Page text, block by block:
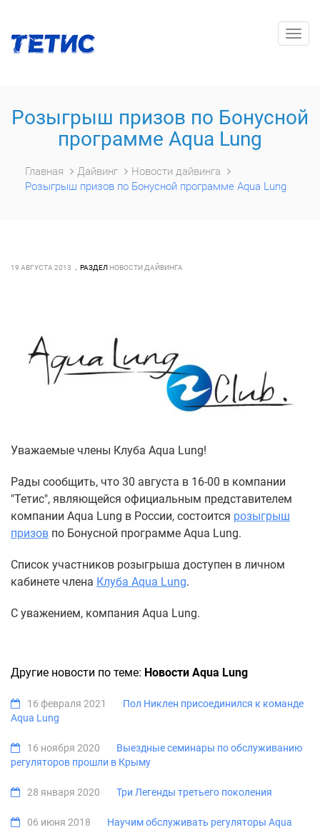
Розыгрыш призов по Бонусной
программе Aqua Lung
Главная Дайвинг
Новости дайвинга
Розыгрыш призов по Бонусной программе Aqua Lung
19 АВГУСТА 2013 РАЗДЕЛ НОВОСТИ ДАЙВИНГА
Уважаемые члены Клуба Aqua Lung!
Рады сообщить, что 30 августа в 16-00 в компании
"Тетис", являющейся официальным представителем
компании Aqua Lung в России, состоится розыгрыш
призов по Бонусной программе Aqua Lung.
Список участников розыгрыша доступен в личном
кабинете члена Клуба Aqua Lung.
С уважением, компания Aqua Lung.
Другие новости по теме: Новости Aqua Lung
16 февраля 2021
Пол Никлен присоединился к команде
Aqua Lung
16 ноября 2020
Выездные семинары по обслуживанию
регуляторов прошли в Крыму
28 января 2020 Три Легенды третьего поколения
06 июня 2018
Научим обслуживать регуляторы Aqua